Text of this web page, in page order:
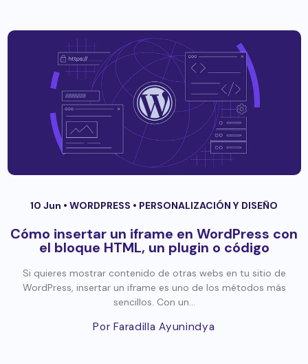
10 Jun • WORDPRESS • PERSONALIZACIÓN Y DISEÑO
Cómo insertar un iframe en WordPress con
el bloque HTML, un plugin o código
Si quieres mostrar contenido de otras webs en tu sitio de
WordPress, insertar un iframe es uno de los métodos más
sencillos. Con un...
Por Faradilla Ayunindya